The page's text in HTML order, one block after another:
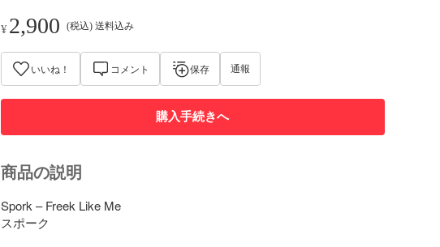
¥ 2,900 (税込) 送料込み
いいね！ コメント 保存 通報
購入手続きへ
商品の説明
Spork – Freek Like Me
スポーク